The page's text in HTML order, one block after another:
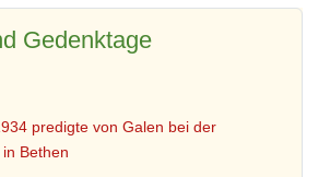
Gedenktage
predigte von Galen bei der
Bethen